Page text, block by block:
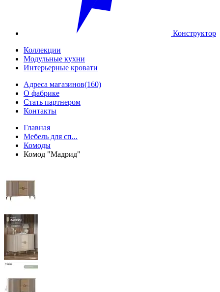
Конструктор
Коллекции
Модульные кухни
Интерьерные кровати
Адреса магазинов(160)
О фабрике
Стать партнером
Контакты
Главная
Мебель для сп...
Комоды
Комод "Мадрид"